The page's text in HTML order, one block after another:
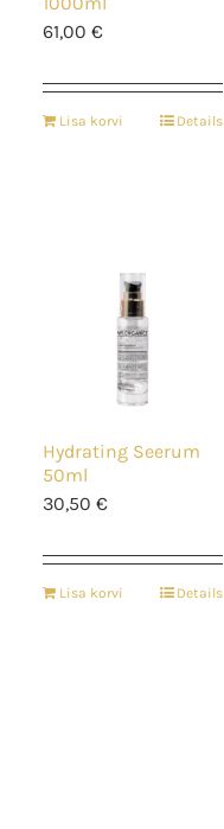
61,00 €
Lisa korvi Details
Hydrating Seerum
50ml
30,50 €
Lisa korvi Details